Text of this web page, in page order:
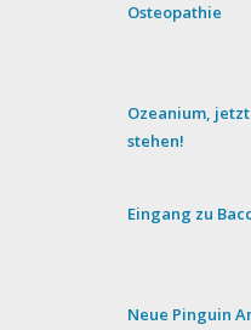
Osteopathie
Ozeanium,
stehen!
Eingang zu
Neue Pinguin